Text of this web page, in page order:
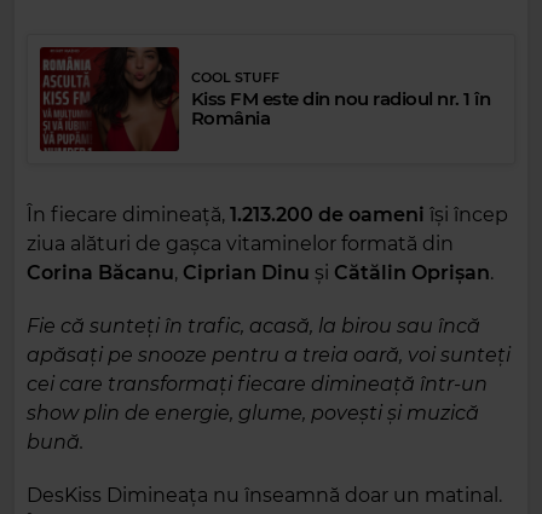
COOL STUFF
Kiss FM este din nou radioul nr. 1 în
România
În fiecare dimineață, 1.213.200 de oameni își încep
ziua alături de gașca vitaminelor formată din
Corina Băcanu, Ciprian Dinu și Cătălin Oprișan.
Fie că sunteți în trafic, acasă, la birou sau încă
apăsați pe snooze pentru a treia oară, voi sunteți
cei care transformați fiecare dimineață într-un
show plin de energie, glume, povești și muzică
bună.
DesKiss Dimineața nu înseamnă doar un matinal.